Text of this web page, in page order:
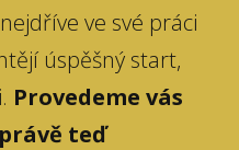
ve své práci
úspěšný start,
Provedeme vás
teď